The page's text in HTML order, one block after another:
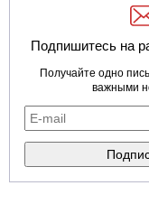
Подпишитесь на
Получайте одно
важными